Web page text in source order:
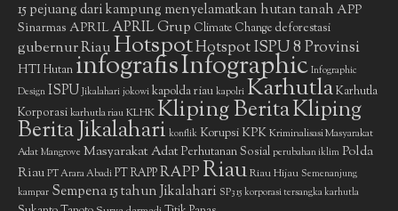
15 pejuang dari kampung menyelamatkan hutan tanah APP
Sinarmas APRIL APRIL Grup Climate Change deforestasi
gubernur RiauHotspotHotspot ISPU 8 Provinsi
HTIHutan infografisInfographic Infographic
Design ISPU Jikalahari jokowi kapolda riau kapolri KarhutlaKarhutla
Korporasikarhutla riauKLHKKliping BeritaKliping
Berita Jikalahari konflik Korupsi KPKKriminalisasi Masyarakat
Adat Mangrove Masyarakat AdatPerhutanan Sosial perubahan iklim Polda
Riau PT Arara Abadi PT RAPPRAPPRiauRiau Hijau Semenanjung
kampar Sempena 15 tahun Jikalahari SP3 15 korporasi tersangka karhutla